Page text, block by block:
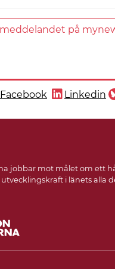
på
denna sida på
Facebook
Dela denna
Linkedin
jobbar mot målet om ett
i länets alla